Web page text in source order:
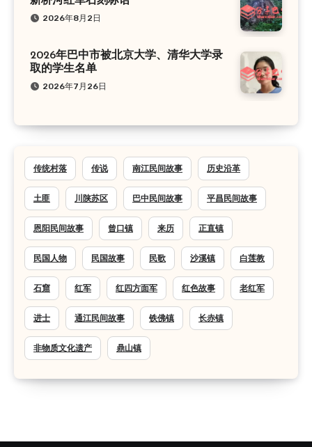
2026年8月2日
2026年巴中市被北京大学、清华大学录
取的学生名单
2026年7月26日
传统村落 传说 南江民间故事 历史沿革
土匪 川陕苏区 巴中民间故事 平昌民间故事
恩阳民间故事 曾口镇 来历 正直镇
民国人物 民国故事 民歌 沙溪镇 白莲教
石窟 红军 红四方面军 红色故事 老红军
进士 通江民间故事 铁佛镇 长赤镇
非物质文化遗产 鼎山镇